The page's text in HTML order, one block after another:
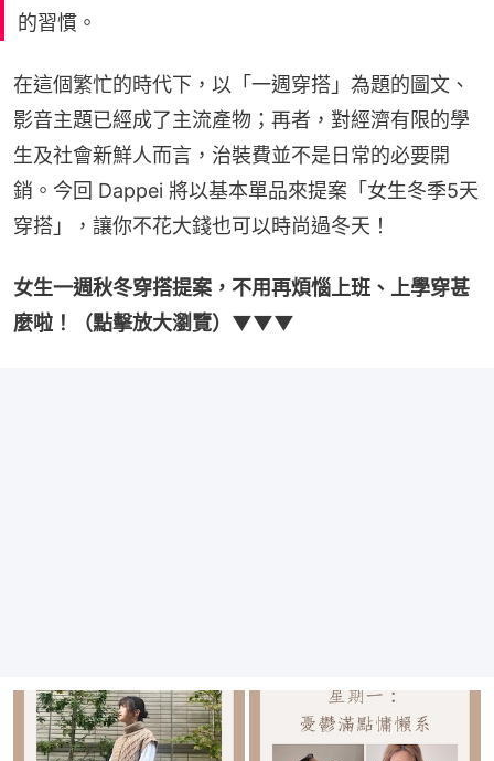
的習慣。
在這個繁忙的時代下，以「一週穿搭」為題的圖文、
影音主題已經成了主流產物；再者，對經濟有限的學
生及社會新鮮人而言，治裝費並不是日常的必要開
銷。今回 Dappei 將以基本單品來提案「女生冬季5天
穿搭」，讓你不花大錢也可以時尚過冬天！
女生一週秋冬穿搭提案，不用再煩惱上班、上學穿甚
麼啦！（點擊放大瀏覽）▼▼▼